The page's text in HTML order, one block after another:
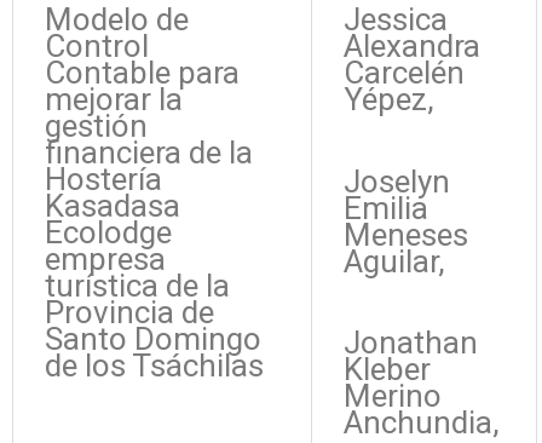
Modelo de
Control
Contable para
mejorar la
gestión
financiera de la
Hostería
Kasadasa
Ecolodge
empresa
turística de la
Provincia de
Santo Domingo
de los Tsáchilas
Jessica
Alexandra
Carcelén
Yépez,
Joselyn
Emilia
Meneses
Aguilar,
Jonathan
Kleber
Merino
Anchundia,